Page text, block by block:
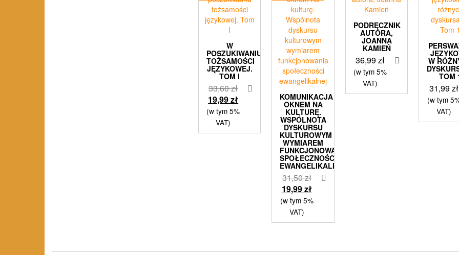
W
POSZUKIWANIU
TOŻSAMOŚCI
JĘZYKOWEJ.
TOM I
33,60złPierwotna
cena
wynosiła:
19,99złAktualna
cena
19,99 zł.
(w tym 5%
VAT)
KOMUNIKACJA
OKNEM NA
KULTURĘ.
WSPÓLNOTA
DYSKURSU
KULTUROWYM
WYMIAREM
FUNKCJONOWANIA
SPOŁECZNOŚCI
EWANGELIKALNEJ
31,50złPierwotna
cena
wynosiła:
19,99złAktualna
cena
19,99 zł.
(w tym 5%
VAT)
PODRĘCZNIK
AUTORA,
JOANNA
KAMIEŃ
36,99zł
(w tym 5%
VAT)
W
TOM
31,99zł
(w tym
VAT)